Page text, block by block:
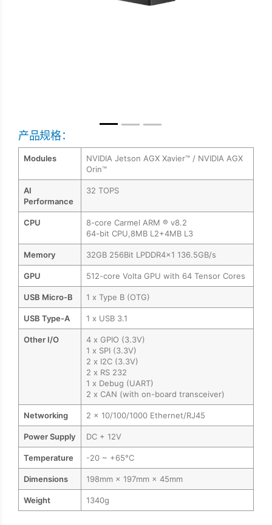
产品规格：
Modules
NVIDIA Jetson AGX Xavier™ / NVIDIA AGX
Orin™
AI
Performance
32 TOPS
CPU
8-core Carmel ARM ® v8.2
64-bit CPU,8MB L2+4MB L3
Memory 32GB 256Bit LPDDR4x1 136.5GB/s
GPU 512-core Volta GPU with 64 Tensor Cores
USB Micro-B 1 x Type B (OTG)
USB Type-A 1 x USB 3.1
Other I/O
4 x GPIO (3.3V)
1 x SPI (3.3V)
2 x I2C (3.3V)
2 x RS 232
1 x Debug (UART)
2 x CAN (with on-board transceiver)
Networking 2 x 10/100/1000 Ethernet/RJ45
Power Supply DC + 12V
Temperature -20 ~ +65°C
Dimensions 198mm × 197mm × 45mm
Weight 1340g